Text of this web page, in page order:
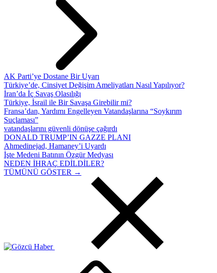
AK Parti’ye Dostane Bir Uyarı
Türkiye’de, Cinsiyet Değişim Ameliyatları Nasıl Yapılıyor?
İran’da İç Savaş Olasılığı
Türkiye, İsrail ile Bir Savaşa Girebilir mi?
Fransa’dan, Yardımı Engelleyen Vatandaşlarına “Soykırım
Suçlaması”
vatandaşlarını güvenli dönüşe çağırdı
DONALD TRUMP’IN GAZZE PLANI
Ahmedinejad, Hamaney’i Uyardı
İşte Medeni Batının Özgür Medyası
NEDEN İHRAÇ EDİLDİLER?
TÜMÜNÜ GÖSTER →